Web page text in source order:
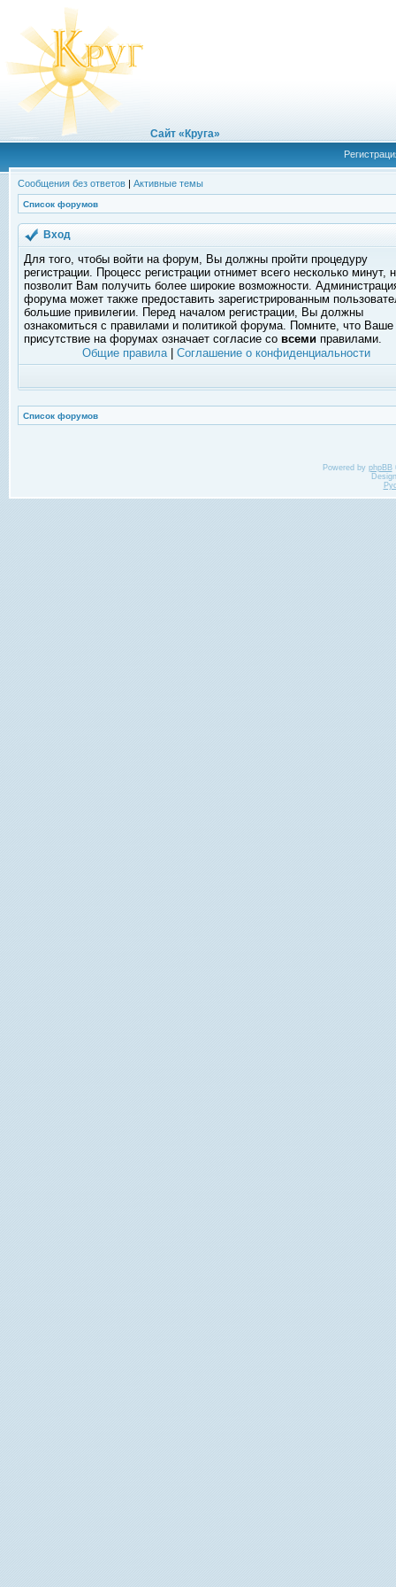
Сайт «Круга»
Сообщения без ответов | Активные темы
Список форумов
Вход
Для того, чтобы войти на форум, Вы должны пройти процедуру
регистрации. Процесс регистрации отнимет всего несколько минут,
позволит Вам получить более широкие возможности.
форума может также предоставить зарегистрированным
большие привилегии. Перед началом регистрации, Вы должны
ознакомиться с правилами и политикой форума. Помните, что Ваше
присутствие на форумах означает согласие со всеми правилами.
Общие правила| Соглашение о конфиденциальности
Список форумов
Powered by phpBB